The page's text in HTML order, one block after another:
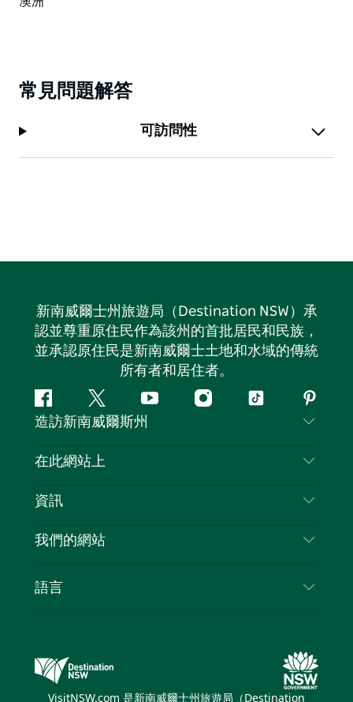
常見問題解答
可訪問性
新南威爾士州旅遊局（Destination NSW）承
認並尊重原住民作為該州的首批居民和民族，
並承認原住民是新南威爾士土地和水域的傳統
所有者和居住者。
Facebook嘰
嘰
喳
Youtube Instagram
抖
造訪新南威爾斯州
聯絡我們
隱私
Cookie 通知
在此網站上
目的地
新南威爾士州公路旅行
活動
資訊
旅行資訊
新南威爾士州的商業
我們的網站
新南威爾士州旅遊局（Destination NSW）媒體中
語言
VisitNSW.com 是新南威爾士州旅遊局（Destination